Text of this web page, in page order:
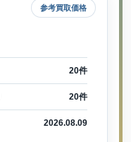
参考買取価格
20件
20件
2026.08.09